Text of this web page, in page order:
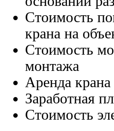
Стоимость
крана на
Стоимость
монтажа
Аренда крана
Заработная
Стоимость